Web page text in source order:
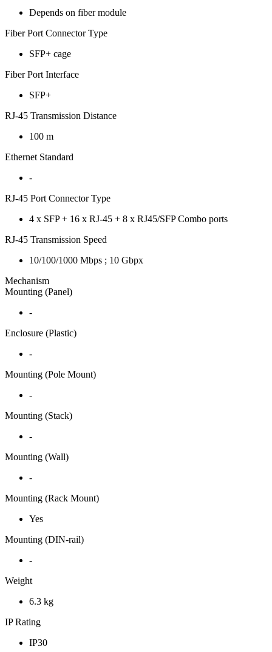
Depends on fiber module
Fiber Port Connector Type
SFP+ cage
Fiber Port Interface
SFP+
RJ-45 Transmission Distance
100 m
Ethernet Standard
-
RJ-45 Port Connector Type
4 x SFP + 16 x RJ-45 + 8 x RJ45/SFP Combo ports
RJ-45 Transmission Speed
10/100/1000 Mbps ; 10 Gbpx
Mechanism
Mounting (Panel)
-
Enclosure (Plastic)
-
Mounting (Pole Mount)
-
Mounting (Stack)
-
Mounting (Wall)
-
Mounting (Rack Mount)
Yes
Mounting (DIN-rail)
-
Weight
6.3 kg
IP Rating
IP30